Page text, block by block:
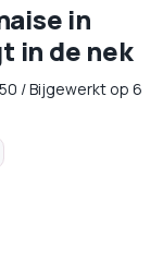
in
in de nek
/Bijgewerkt op 6